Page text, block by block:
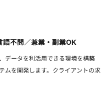
不問／兼業・副業OK
データを利活用できる環境を構築
ムを開発します。クライアントの求